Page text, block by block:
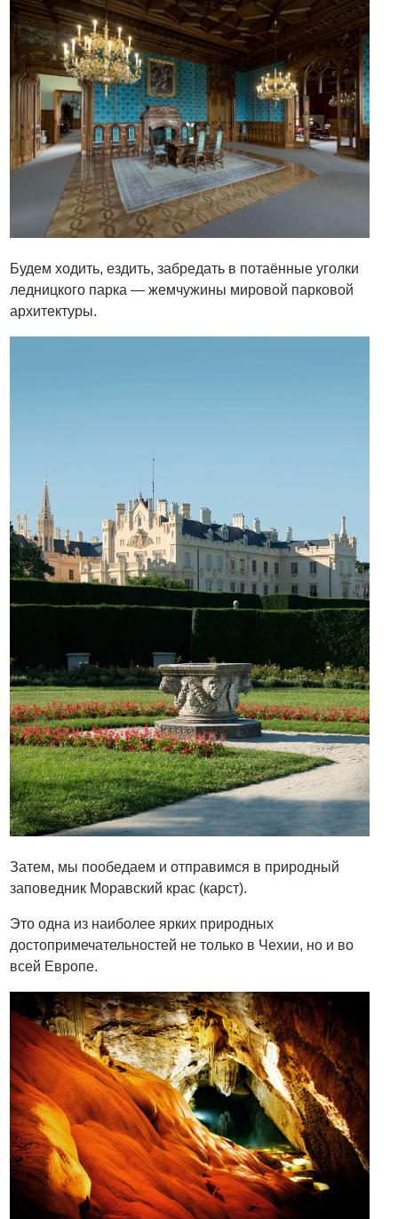
Будем ходить, ездить, забредать в потаённые уголки
ледницкого парка — жемчужины мировой парковой
архитектуры.
Затем, мы пообедаем и отправимся в природный
заповедник Моравский крас (карст).
Это одна из наиболее ярких природных
достопримечательностей не только в Чехии, но и во
всей Европе.